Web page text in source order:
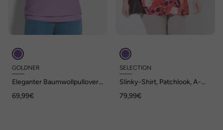
GOLDNER
Eleganter Baumwollpullover,
69,99€
SELECTION
Slinky-Shirt, Patchlook, A-
Halbarm
79,99€